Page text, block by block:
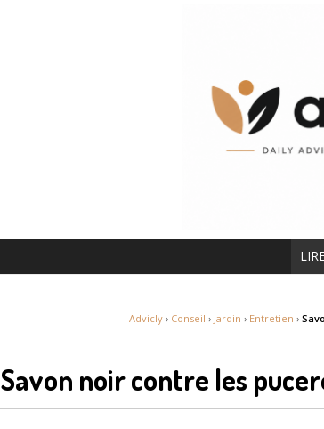
Advicly › Conseil › Jardin › Entretien ›
Savon noir contre les